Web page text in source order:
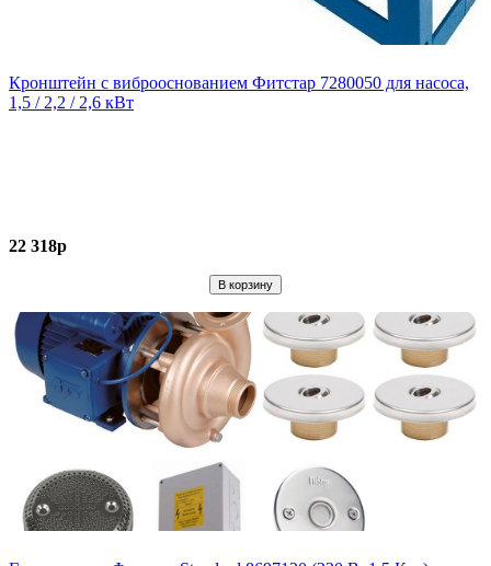
Кронштейн с виброоснованием Фитстар 7280050 для насоса,
1,5 / 2,2 / 2,6 кВт
22 318р